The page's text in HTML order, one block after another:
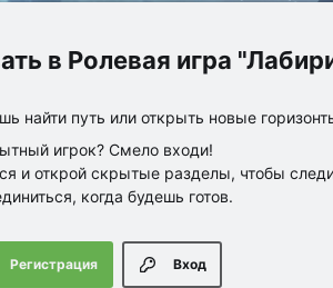
Ролевая игра
найти путь или открыть новые
игрок? Смело входи!
и открой скрытые разделы, чтобы
когда будешь готов.
Вход
Регистрация